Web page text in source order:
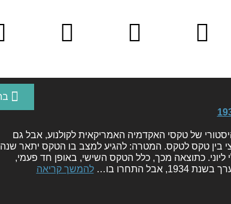
של טקסי האקדמיה האמריקאית לקולנוע, אבל גם
טקס לטקס. המטרה: להגיע למצב בו הטקס יתאר שנה
ליוני. כתוצאה מכך, כלל הטקס השישי, באופן חד פעמי,
התחרו בו…
להמשך קריאה